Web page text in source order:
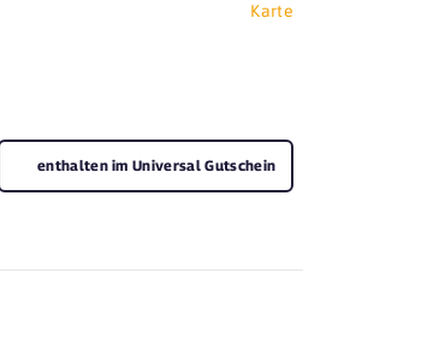
Karte
enthalten im Universal Gutschein